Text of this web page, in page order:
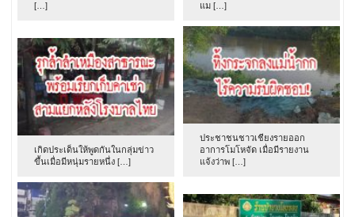
[…]
แม […]
เกิดประเด็นให้พูดกันในกลุ่มข่าว
ขึ้นเมื่อมีหนุ่มรายหนึ่ง […]
ประชาชนชาวเชียงรายออก
อาการโมโหจัด เมื่อมีรายงาน
แจ้งว่าพ […]